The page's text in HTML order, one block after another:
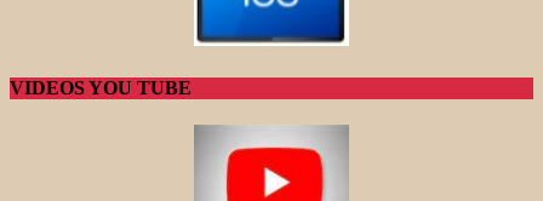
VIDEOS YOU TUBE